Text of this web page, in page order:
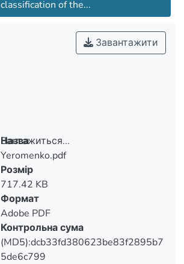
classification of the...
Вантажиться...
Вантажиться...
Завантажити
Назва
Yeromenko.pdf
Розмір
717.42 KB
Формат
Adobe PDF
Контрольна сума
(MD5):dcb33fd380623be83f2895b7
5de6c799